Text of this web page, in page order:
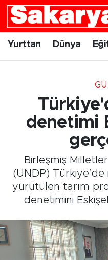
Yurttan Dünya
denetimi
Birleşmiş
(UNDP) Türkiye’de
yürütülen tarım
denetimini
Yurttan
Gündem
Eskişehirspor
Spor
Sağlık
Kültür Sanat
Tarihçe
Eskişehir Nöbetçi
Eskişehir Trafik
Süper Lig Puan
Tüm Manşetler
Son Dakika
Haber Arşivi